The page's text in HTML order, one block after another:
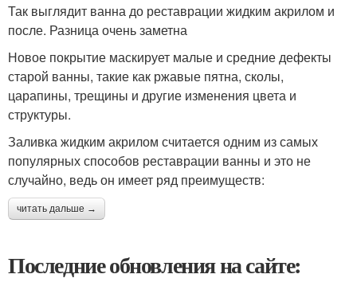
Так выглядит ванна до реставрации жидким акрилом и
после. Разница очень заметна
Новое покрытие маскирует малые и средние дефекты
старой ванны, такие как ржавые пятна, сколы,
царапины, трещины и другие изменения цвета и
структуры.
Заливка жидким акрилом считается одним из самых
популярных способов реставрации ванны и это не
случайно, ведь он имеет ряд преимуществ:
читать дальше →
Последние обновления на сайте: